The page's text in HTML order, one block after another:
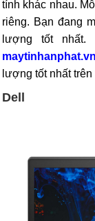
tính khác nhau.
riêng. Bạn đang
lượng tốt
maytinhanphat.vn
lượng tốt nhất
Dell